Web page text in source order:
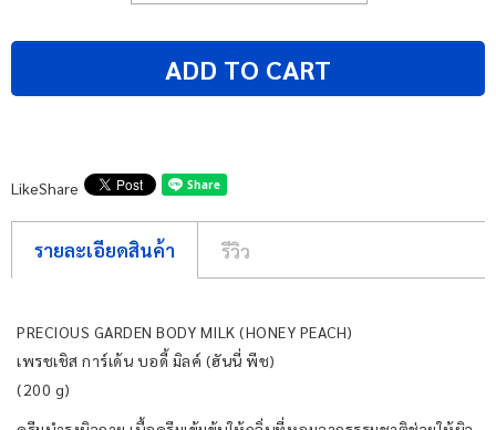
ADD TO CART
LikeShare
รายละเอียดสินค้า รีวิว
PRECIOUS GARDEN BODY MILK (HONEY PEACH)
เพรชเชิส การ์เด้น บอดี้ มิลค์ (ฮันนี่ พีช)
(200 g)